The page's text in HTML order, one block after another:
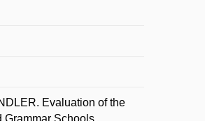
Evaluation of the
Schools.